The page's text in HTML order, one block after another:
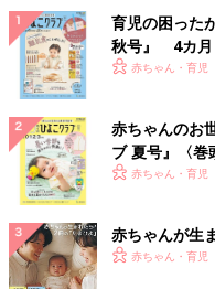
育児の困った
秋号』 4カ月
いっぱい！
赤ちゃん・育児
赤ちゃんのお
ブ 夏号』〈巻
く！ おっぱい
赤ちゃん・育児
赤ちゃんが生
赤ちゃん・育児